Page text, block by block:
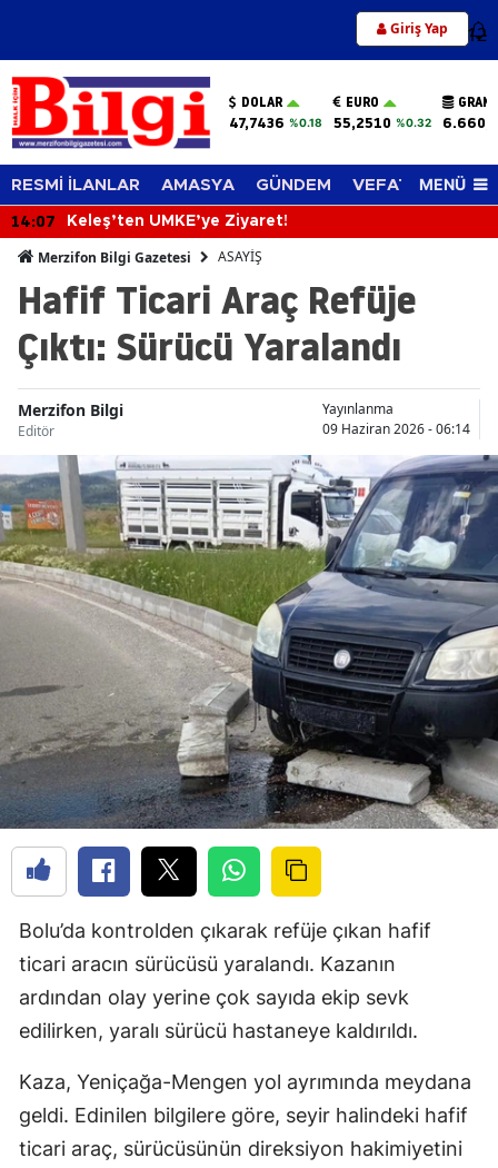
Giriş Yap 12
DOLAR
47,7436 %0.18
EURO
55,2510 %0.32
RESMİ İLANLAR AMASYA GÜNDEM VEFAT EDENLER
MENÜ
14:07 Keleş’ten UMKE’ye Ziyaret!
Merzifon Bilgi Gazetesi ASAYİŞ
Hafif Ticari Araç Refüje
Çıktı: Sürücü Yaralandı
Merzifon Bilgi
Editör
Yayınlanma
09 Haziran 2026 - 06:14
Bolu’da kontrolden çıkarak refüje çıkan hafif
ticari aracın sürücüsü yaralandı. Kazanın
ardından olay yerine çok sayıda ekip sevk
edilirken, yaralı sürücü hastaneye kaldırıldı.
Kaza, Yeniçağa-Mengen yol ayrımında meydana
geldi. Edinilen bilgilere göre, seyir halindeki hafif
ticari araç, sürücüsünün direksiyon hakimiyetini